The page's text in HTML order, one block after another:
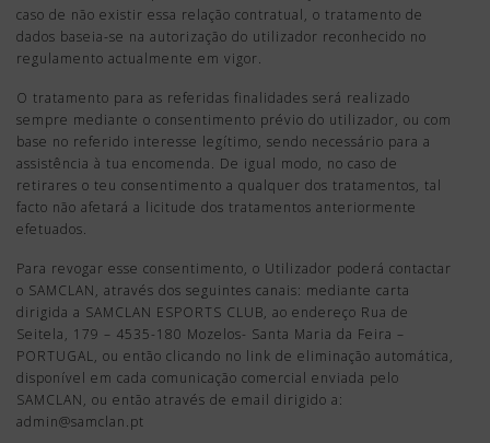
caso de não existir essa relação contratual, o tratamento de
dados baseia-se na autorização do utilizador reconhecido no
regulamento actualmente em vigor.
O tratamento para as referidas finalidades será realizado
sempre mediante o consentimento prévio do utilizador, ou com
base no referido interesse legí­timo, sendo necessário para a
assistência à tua encomenda. De igual modo, no caso de
retirares o teu consentimento a qualquer dos tratamentos, tal
facto não afetará a licitude dos tratamentos anteriormente
efetuados.
Para revogar esse consentimento, o Utilizador poderá contactar
o SAMCLAN, através dos seguintes canais: mediante carta
dirigida a SAMCLAN ESPORTS CLUB, ao endereço Rua de
Seitela, 179 – 4535-180 Mozelos- Santa Maria da Feira –
PORTUGAL, ou então clicando no link de eliminação automática,
disponível em cada comunicação comercial enviada pelo
SAMCLAN, ou então através de email dirigido a:
admin@samclan.pt